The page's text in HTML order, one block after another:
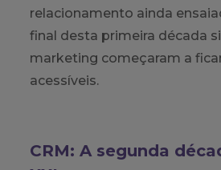
relacionamento ainda
final desta primeira década
marketing começaram a
acessíveis.
CRM: A segunda